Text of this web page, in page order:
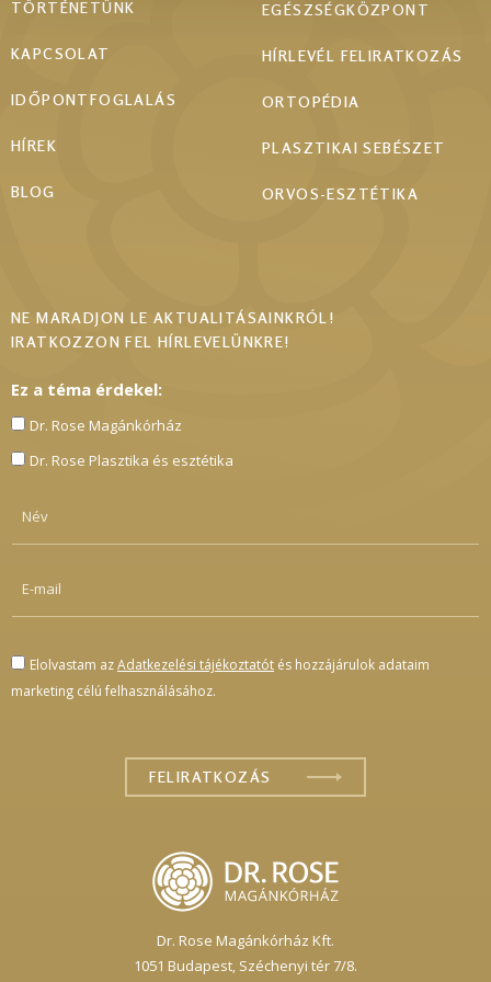
Dr. Rose Magánkórház Kft.
1051 Budapest,Széchenyi tér 7/8.
TÖRTÉNETÜNK
KAPCSOLAT
IDŐPONTFOGLALÁS
HÍREK
BLOG
EGÉSZSÉGKÖZPONT
HÍRLEVÉL FELIRATKOZÁS
ORTOPÉDIA
PLASZTIKAI SEBÉSZET
ORVOS-ESZTÉTIKA
NE MARADJON LE AKTUALITÁSAINKRÓL!
IRATKOZZON FEL HÍRLEVELÜNKRE!
Ez a téma érdekel:
Dr. Rose Magánkórház
Dr. Rose Plasztika és esztétika
Elolvastam azAdatkezelési tájékoztatót és hozzájárulok adataim
marketing célú felhasználásához.